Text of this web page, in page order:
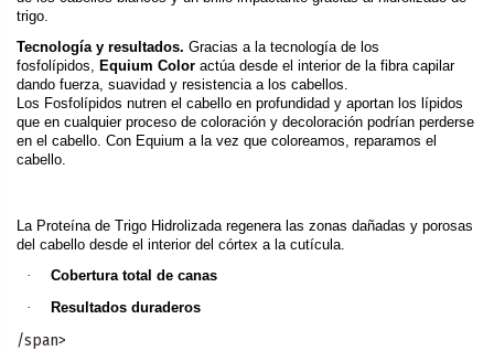
trigo.
Tecnología y resultados. Gracias a la tecnología de los
fosfolípidos,
Equium Color actúa desde el interior de la fibra capilar
dando fuerza, suavidad y resistencia a los cabellos.
Los Fosfolípidos nutren el cabello en profundidad y aportan los lípidos
que en cualquier proceso de coloración y decoloración podrían perderse
en el cabello. Con Equium a la vez que coloreamos, reparamos el
cabello.
La Proteína de Trigo Hidrolizada regenera las zonas dañadas y porosas
del cabello desde el interior del córtex a la cutícula.
·
Cobertura total de canas
·
Resultados duraderos
/span>